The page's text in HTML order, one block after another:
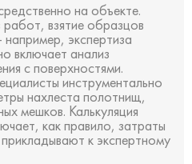
на объекте.
взятие образцов
экспертиза
включает анализ
с поверхностями.
инструментально
нахлеста полотнищ,
мешков. Калькуляция
как правило, затраты
к экспертному